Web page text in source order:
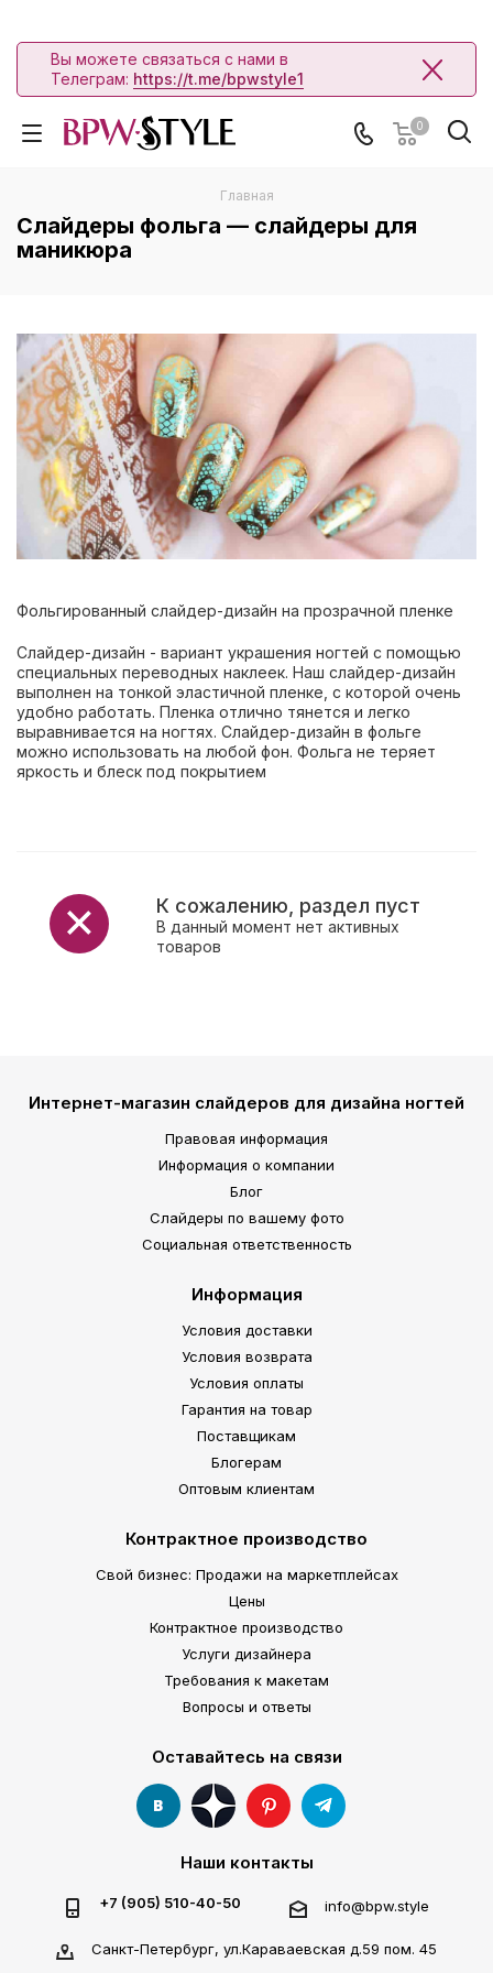
Вы можете связаться с нами в
Телеграм: https://t.me/bpwstyle1
0
Главная
Слайдеры фольга — слайдеры для
маникюра
Фольгированный слайдер-дизайн на прозрачной пленке
Слайдер-дизайн - вариант украшения ногтей с помощью
специальных переводных наклеек. Наш слайдер-дизайн
выполнен на тонкой эластичной пленке, с которой очень
удобно работать. Пленка отлично тянется и легко
выравнивается на ногтях. Слайдер-дизайн в фольге
можно использовать на любой фон. Фольга не теряет
яркость и блеск под покрытием
К сожалению, раздел пуст
В данный момент нет активных
товаров
Интернет-магазин слайдеров для дизайна ногтей
Правовая информация
Информация о компании
Блог
Слайдеры по вашему фото
Социальная ответственность
Информация
Условия доставки
Условия возврата
Условия оплаты
Гарантия на товар
Поставщикам
Блогерам
Оптовым клиентам
Контрактное производство
Свой бизнес: Продажи на маркетплейсах
Цены
Контрактное производство
Услуги дизайнера
Требования к макетам
Вопросы и ответы
Оставайтесь на связи
Наши контакты
+7 (905) 510-40-50 info@bpw.style
Санкт-Петербург, ул.Караваевская д.59 пом. 45